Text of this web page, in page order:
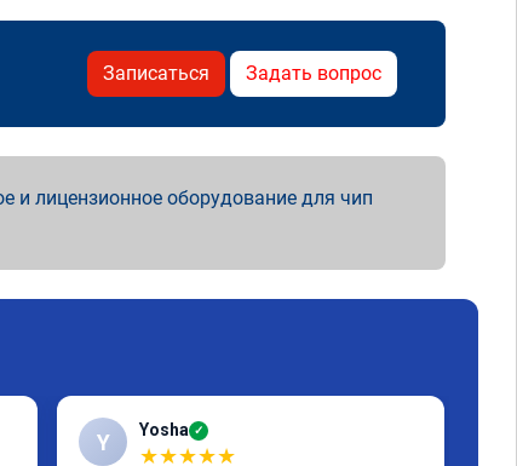
Записаться Задать вопрос
лицензионное оборудование для чип
Y Yosha ✓
★★★★★